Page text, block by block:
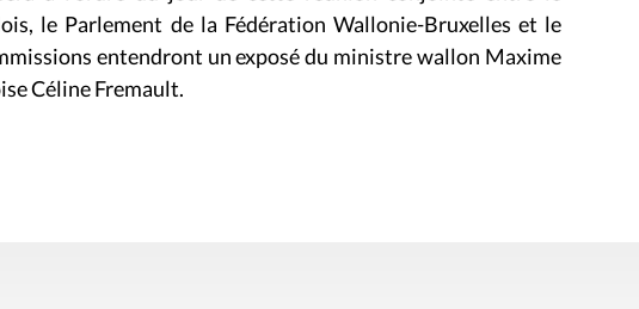
le Parlement de la Fédération Wallonie-Bruxelles et le
entendront un exposé du ministre wallon Maxime
Céline Fremault.